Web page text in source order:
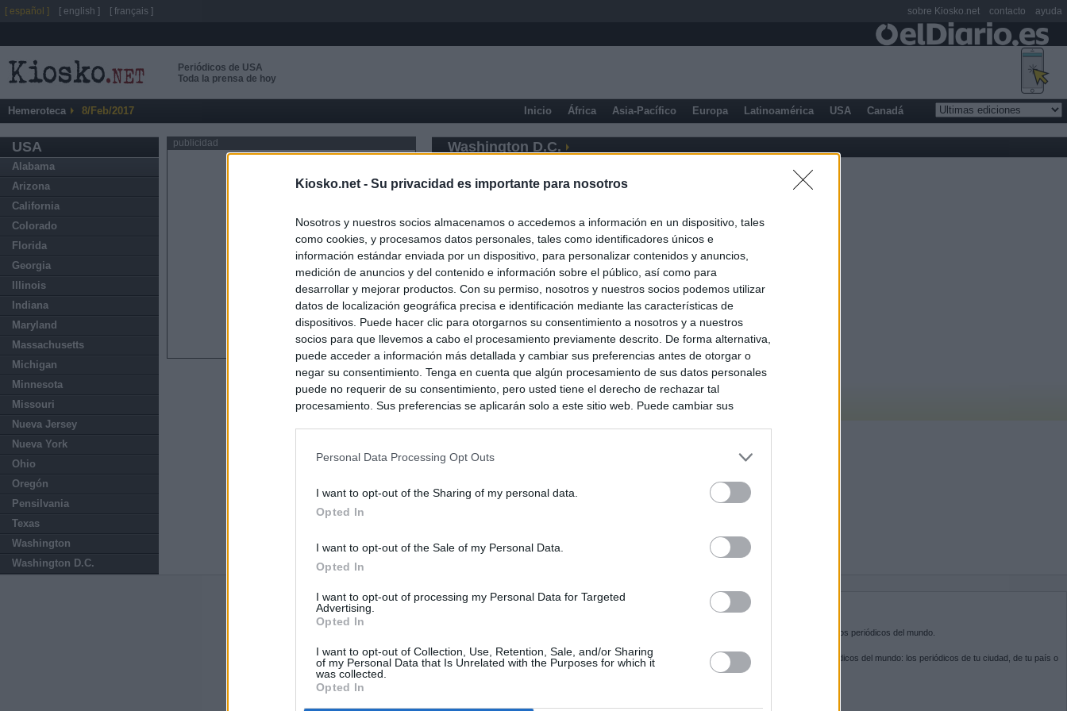
Kiosko.net - Su privacidad es importante para nosotros
Nosotros y nuestros socios almacenamos o accedemos a información en un dispositivo, tales
como cookies, y procesamos datos personales, tales como identificadores únicos e
información estándar enviada por un dispositivo, para personalizar contenidos y anuncios,
medición de anuncios y del contenido e información sobre el público, así como para
desarrollar y mejorar productos. Con su permiso, nosotros y nuestros socios podemos utilizar
datos de localización geográfica precisa e identificación mediante las características de
dispositivos. Puede hacer clic para otorgarnos su consentimiento a nosotros y a nuestros
socios para que llevemos a cabo el procesamiento previamente descrito. De forma alternativa,
puede acceder a información más detallada y cambiar sus preferencias antes de otorgar o
negar su consentimiento. Tenga en cuenta que algún procesamiento de sus datos personales
puede no requerir de su consentimiento, pero usted tiene el derecho de rechazar tal
procesamiento. Sus preferencias se aplicarán solo a este sitio web. Puede cambiar sus
Personal Data Processing Opt Outs
I want to opt-out of the Sharing of my personal data.
Opted In
I want to opt-out of the Sale of my Personal Data.
Opted In
I want to opt-out of processing my Personal Data for Targeted
Advertising.
Opted In
I want to opt-out of Collection, Use, Retention, Sale, and/or Sharing
of my Personal Data that Is Unrelated with the Purposes for which it
was collected.
Opted In
Periódicos de USA
Toda la prensa de hoy
Hemeroteca 8/Feb/2017 Inicio África Asia-Pacífico Europa Latinoamérica USA Canadá
USA
Alabama
Arizona
California
Colorado
Florida
Georgia
Illinois
Indiana
Maryland
Massachusetts
Michigan
Minnesota
Missouri
Nueva Jersey
Nueva York
Ohio
Oregón
Pensilvania
Texas
Washington
Washington D.C.
publicidad Washington D.C.
Últimas noticias
tras nuevas llamadas a cruzar la frontera
"¿Cuál es el plan?": dentro de los grupos de WhatsApp, Facebook e Instagram
SOBRE KIOSKO.NET
es la puerta de entrada a los periódicos del mundo.
Navega por las portadas de los periódicos del mundo: los periódicos de tu ciudad, de tu país o
del otro extremo del mundo.
[ español ] [ english ] [ français ] sobre Kiosko.net contacto ayuda